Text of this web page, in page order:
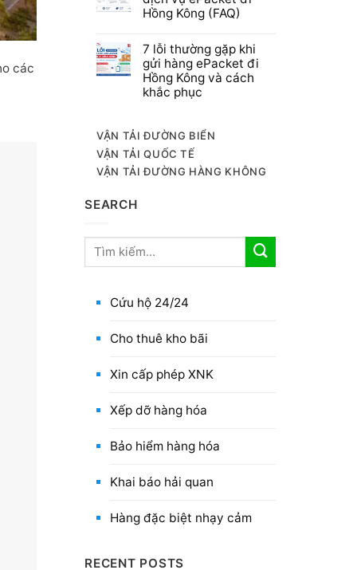
các
Hồng Kông (FAQ)
7 lỗi thường gặp khi
gửi hàng ePacket đi
Hồng Kông và cách
khắc phục
VẬN TẢI ĐƯỜNG BIỂN
VẬN TẢI QUỐC TẾ
VẬN TẢI ĐƯỜNG HÀNG KHÔNG
SEARCH
Cứu hộ 24/24
Cho thuê kho bãi
Xin cấp phép XNK
Xếp dỡ hàng hóa
Bảo hiểm hàng hóa
Khai báo hải quan
Hàng đặc biệt nhạy cảm
RECENT POSTS